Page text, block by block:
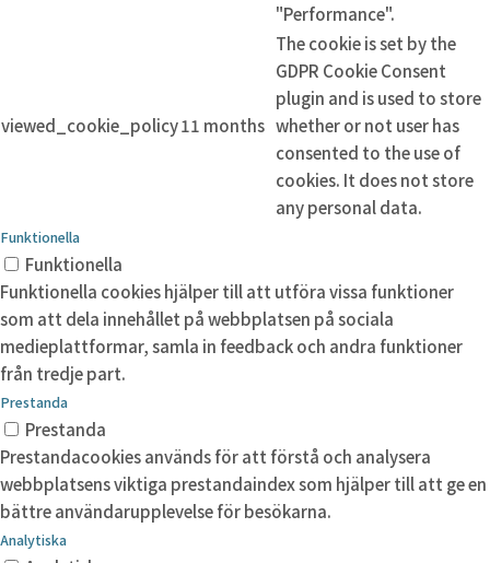
"Performance".
viewed_cookie_policy11 months
The cookie is set by the
GDPR Cookie Consent
plugin and is used to store
whether or not user has
consented to the use of
cookies. It does not store
any personal data.
Funktionella
Funktionella
Funktionella cookies hjälper till att utföra vissa funktioner
som att dela innehållet på webbplatsen på sociala
medieplattformar, samla in feedback och andra funktioner
från tredje part.
Prestanda
Prestanda
Prestandacookies används för att förstå och analysera
webbplatsens viktiga prestandaindex som hjälper till att ge en
bättre användarupplevelse för besökarna.
Analytiska